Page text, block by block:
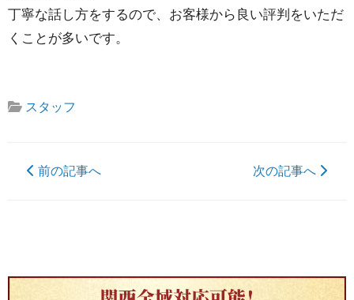
丁寧な話し方をするので、お客様から良い評判をいただ
くことが多いです。
スタッフ
前の記事へ 次の記事へ